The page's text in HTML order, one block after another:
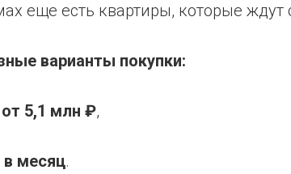
еще есть квартиры, которые ждут
варианты покупки:
от 5,1 млн ₽,
в месяц.